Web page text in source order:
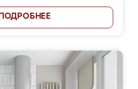
ПОДРОБНЕЕ